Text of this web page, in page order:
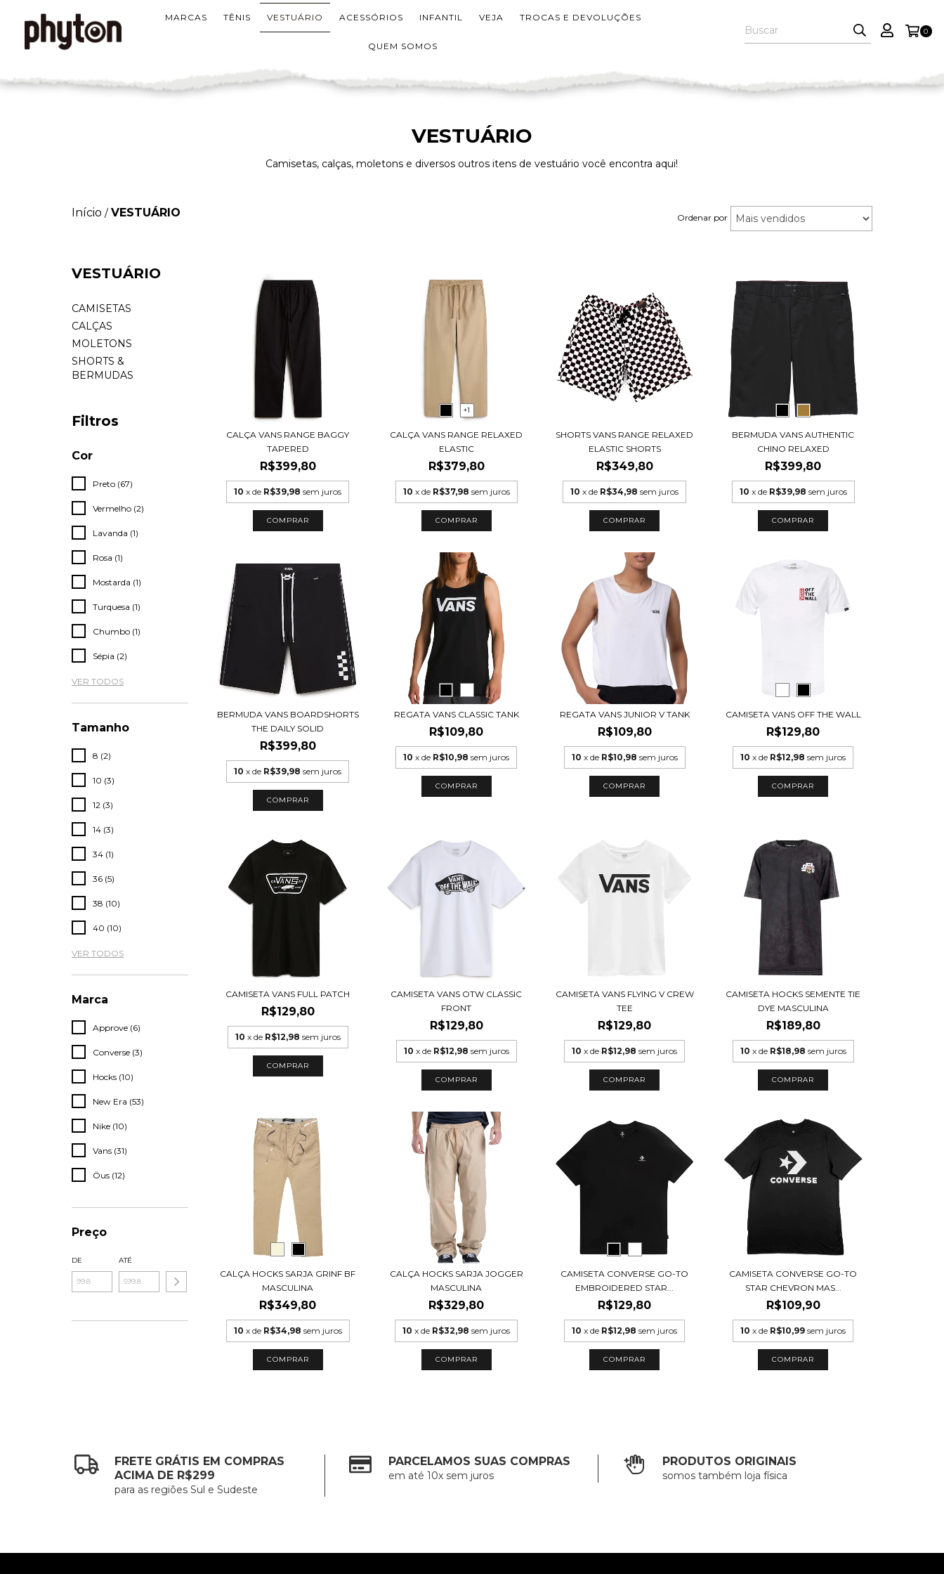
MARCAS TÊNIS VESTUÁRIO ACESSÓRIOS INFANTIL VEJA TROCAS E DEVOLUÇÕES
QUEM SOMOS
0
VESTUÁRIO
Camisetas, calças, moletons e diversos outros itens de vestuário você encontra aqui!
Início / VESTUÁRIO Ordenar por
VESTUÁRIO
CAMISETAS
CALÇAS
MOLETONS
SHORTS &
BERMUDAS
Filtros
Cor
Preto (67)
Vermelho (2)
Lavanda (1)
Rosa (1)
Mostarda (1)
Turquesa (1)
Chumbo (1)
Sépia (2)
VER TODOS
Tamanho
8 (2)
10 (3)
12 (3)
14 (3)
34 (1)
36 (5)
38 (10)
40 (10)
VER TODOS
Marca
Approve (6)
Converse (3)
Hocks (10)
New Era (53)
Nike (10)
Vans (31)
Öus (12)
Preço
DE ATÉ
CALÇA VANS RANGE BAGGY
TAPERED
R$399,80
10 x de R$39,98 sem juros
COMPRAR
+1
CALÇA VANS RANGE RELAXED
ELASTIC
R$379,80
10 x de R$37,98 sem juros
COMPRAR
SHORTS VANS RANGE RELAXED
ELASTIC SHORTS
R$349,80
10 x de R$34,98 sem juros
COMPRAR
BERMUDA VANS AUTHENTIC
CHINO RELAXED
R$399,80
10 x de R$39,98 sem juros
COMPRAR
BERMUDA VANS BOARDSHORTS
THE DAILY SOLID
R$399,80
10 x de R$39,98 sem juros
COMPRAR
REGATA VANS CLASSIC TANK
R$109,80
10 x de R$10,98 sem juros
COMPRAR
REGATA VANS JUNIOR V TANK
R$109,80
10 x de R$10,98 sem juros
COMPRAR
CAMISETA VANS OFF THE WALL
R$129,80
10 x de R$12,98 sem juros
COMPRAR
CAMISETA VANS FULL PATCH
R$129,80
10 x de R$12,98 sem juros
COMPRAR
CAMISETA VANS OTW CLASSIC
FRONT
R$129,80
10 x de R$12,98 sem juros
COMPRAR
CAMISETA VANS FLYING V CREW
TEE
R$129,80
10 x de R$12,98 sem juros
COMPRAR
CAMISETA HOCKS SEMENTE TIE
DYE MASCULINA
R$189,80
10 x de R$18,98 sem juros
COMPRAR
CALÇA HOCKS SARJA GRINF BF
MASCULINA
R$349,80
10 x de R$34,98 sem juros
COMPRAR
CALÇA HOCKS SARJA JOGGER
MASCULINA
R$329,80
10 x de R$32,98 sem juros
COMPRAR
CAMISETA CONVERSE GO-TO
EMBROIDERED STAR...
R$129,80
10 x de R$12,98 sem juros
COMPRAR
CAMISETA CONVERSE GO-TO
STAR CHEVRON MAS...
R$109,90
10 x de R$10,99 sem juros
COMPRAR
FRETE GRÁTIS EM COMPRAS
ACIMA DE R$299
para as regiões Sul e Sudeste
PARCELAMOS SUAS COMPRAS
em até 10x sem juros
PRODUTOS ORIGINAIS
somos também loja física